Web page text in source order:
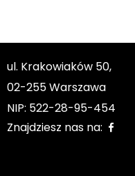
ul. Krakowiaków 50,
02-255 Warszawa
NIP: 522-28-95-454
Znajdziesz nas na: